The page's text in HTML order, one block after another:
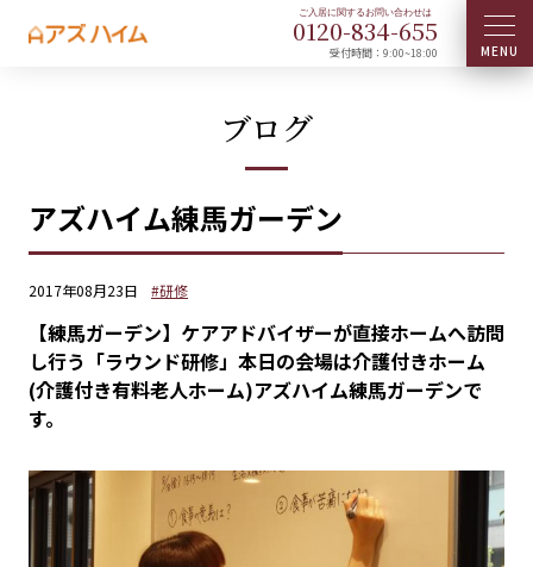
0120-834-655
受付時間：9:00~18:00
ブログ
アズハイム練馬ガーデン
2017年08月23日 #研修
【練馬ガーデン】ケアアドバイザーが直接ホームへ訪問
し行う「ラウンド研修」本日の会場は介護付きホーム
(介護付き有料老人ホーム)アズハイム練馬ガーデンで
す。